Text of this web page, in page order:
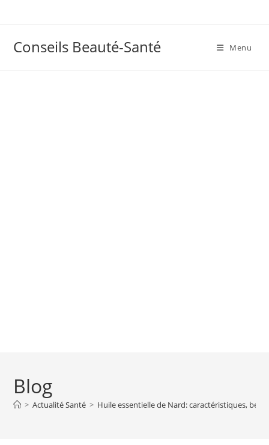
Conseils Beauté-Santé Menu
Blog
> Actualité Santé > Huile essentielle de Nard: caractéristiques,